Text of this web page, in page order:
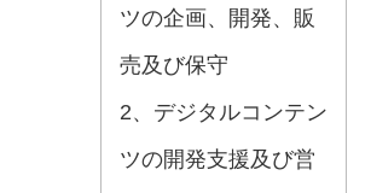
ツの企画、開発、販
売及び保守
2、デジタルコンテン
ツの開発支援及び営